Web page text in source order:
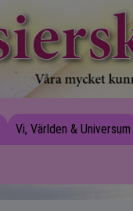
Vi, Världen & Universum